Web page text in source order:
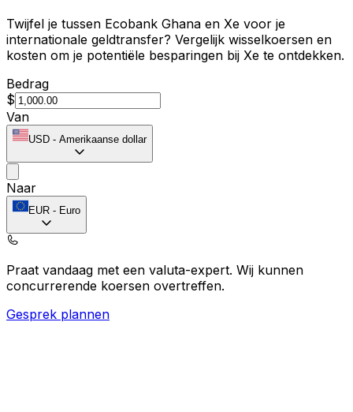
Twijfel je tussen Ecobank Ghana en Xe voor je
internationale geldtransfer? Vergelijk wisselkoersen en
kosten om je potentiële besparingen bij Xe te ontdekken.
Bedrag
$
Van
USD - Amerikaanse dollar
Naar
EUR - Euro
Praat vandaag met een valuta-expert. Wij kunnen
concurrerende koersen overtreffen.
Gesprek plannen